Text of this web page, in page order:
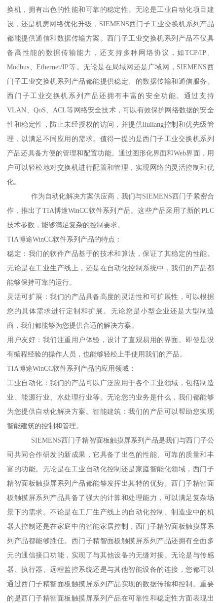
换机，拥有出色的性能和可靠的稳定性。无论是工业自动化项目建
设，还是机房网络优化升级，SIEMENS西门子工业交换机系列产品
都能提供通信和数据传输方案。西门子工业交换机系列产品不仅具
备高性能的数据传输能力，还支持多种网络协议，如TCP/IP、
Modbus、Ethernet/IP等。无论是在局域网还是广域网，SIEMENS西
门子工业交换机系列产品都能提供稳定、的数据传输和通信服务。
西门子工业交换机系列产品还拥有丰富的安全功能。通过支持
VLAN、QoS、ACL等网络安全技术，可以有效保护网络数据的安全
性和稳定性，防止未经授权的访问，并提供liuliang控制和优先级管
理，以满足不同应用的需求。值得一提的是西门子工业交换机系列
产品还具备方便的管理和配置功能。通过图形化界面和Web界面，用
户可以轻松地对交换机进行配置和管理，实现网络的灵活控制和优
化。
作为自动化解决方案供应商，我们与SIEMENS西门子紧密合
作，推出了TIA博途WinCC软件系列产品。这些产品采用了新的PLC
技术参数，能够满足复杂的控制要求。
TIA博途WinCC软件系列产品的特点：
稳定：我们的软件产品基于的技术和算法，保证了其稳定的性能。
无论是在工业生产线上，还是在自动化控制系统中，我们的产品都
能够保持可靠的运行。
灵活可扩展：我们的产品具备高度的灵活性和可扩展性，可以根据
您的具体需求进行定制和扩展。无论您是小型企业还是大型制造
商，我们都能够为您提供合适的解决方案。
用户友好：我们注重用户体验，设计了直观易用的界面。即使是没
有编程经验的操作人员，也能够轻松上手使用我们的产品。
TIA博途WinCC软件系列产品的应用领域：
工业自动化：我们的产品可以广泛应用于各个工业领域，包括制造
业、能源行业、水处理行业等。无论您的业务是什么，我们都能够
为您提供自动化解决方案。智能建筑：我们的产品可以帮助您实现
智能建筑的控制和管理。
SIEMENS西门子精智面板触摸屏系列产品是我们与西门子公
司共同合作研发的新成果，它具备了出色的性能、可靠的质量和丰
富的功能。无论是在工业自动化控制还是家庭智能化领域，西门子
精智面板触摸屏系列产品都能够发挥出其特的优势。西门子精智面
板触摸屏系列产品具备了强大的计算和处理能力，可以满足复杂场
景下的需求。不论是在工厂生产线上的自动化控制、制造业中的机
器人控制还是在家庭中的智能家居控制，西门子精智面板触摸屏系
列产品都能够胜任。西门子精智面板触摸屏系列产品还拥有全面多
元的通信接口功能，实现了与其他设备的无缝对接。无论是与传感
器、执行器、远程监控系统还是与其他智能设备的连接，您都可以
通过西门子精智面板触摸屏系列产品实现的数据传输和控制。重要
的是西门子精智面板触摸屏系列产品在可靠性和稳定性方面表现出